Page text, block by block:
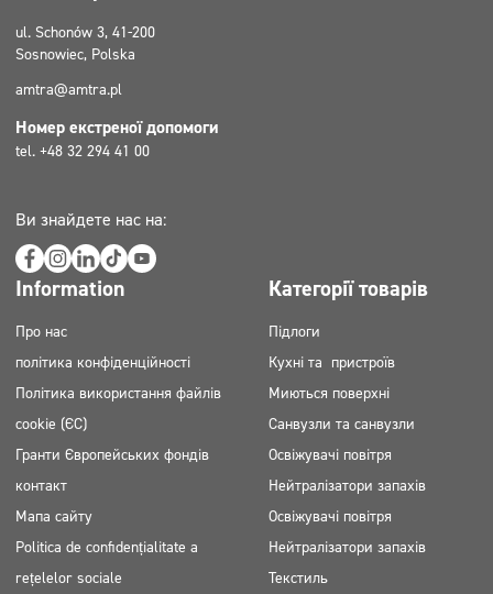
ul. Schonów 3, 41-200
Sosnowiec, Polska
amtra@amtra.pl
Номер екстреної допомоги
tel. +48 32 294 41 00
Ви знайдете нас на:
Information
Про нас
політика конфіденційності
Політика використання файлів
cookie (ЄС)
Гранти Європейських фондів
контакт
Мапа сайту
Politica de confidențialitate a
rețelelor sociale
Категорії товарів
Підлоги
Кухні та пристроїв
Миються поверхні
Санвузли та санвузли
Освіжувачі повітря
Нейтралізатори запахів
Освіжувачі повітря
Нейтралізатори запахів
Текстиль